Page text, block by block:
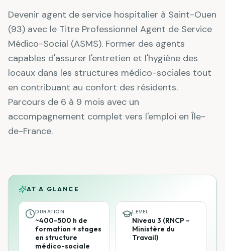
Devenir agent de service hospitalier à Saint-Ouen
(93) avec le Titre Professionnel Agent de Service
Médico-Social (ASMS). Former des agents
capables d'assurer l'entretien et l'hygiène des
locaux dans les structures médico-sociales tout
en contribuant au confort des résidents.
Parcours de 6 à 9 mois avec un
accompagnement complet vers l'emploi en Île-
de-France.
AT A GLANCE
DURATION
~400–500 h de
formation + stages
en structure
médico-sociale
LEVEL
Niveau 3 (RNCP –
Ministère du
Travail)